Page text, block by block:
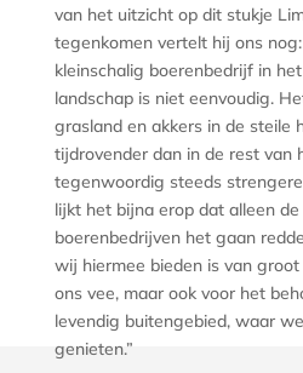
van het uitzicht op dit stukje
tegenkomen vertelt hij ons
kleinschalig boerenbedrijf in
landschap is niet eenvoudig.
grasland en akkers in de steile
tijdrovender dan in de rest van
tegenwoordig steeds
lijkt het bijna erop dat alleen
boerenbedrijven het gaan
wij hiermee bieden is van
ons vee, maar ook voor het
levendig buitengebied, waar
genieten.”